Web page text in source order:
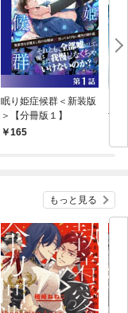
眠り姫症候群＜新装版
＞【分冊版１】
165
fの
版】
もっと見る